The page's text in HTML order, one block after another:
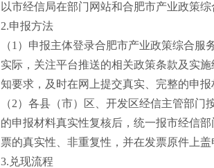
以市经信局在部门网站和合肥市产业政策
2.申报方法
（1）申报主体登录合肥市产业政策综合服
实际，关注平台推送的相关政策条款及实
知要求，及时在网上提交真实、完整的申
（2）各县（市）区、开发区经信主管部门
的申报材料真实性复核后，统一报市经信
票的真实性、非重复性，并在发票原件上盖
3.兑现流程